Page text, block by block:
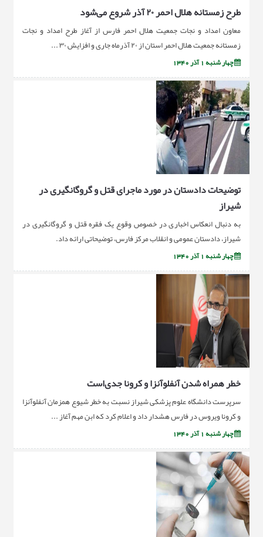
طرح زمستانه هلال احمر ۲۰ آذر شروع می‌شود
معاون امداد و نجات جمعیت هلال احمر فارس از آغاز طرح امداد و نجات
زمستانه جمعیت هلال احمر استان از ۲۰ آذرماه جاری و افزایش ۳۰ ...
چهار شنبه 1 آذر 1340
توضیحات دادستان در مورد ماجرای قتل و گروگانگیری در
شیراز
به دنبال انعکاس اخباری در خصوص وقوع یک فقره قتل و گروگانگیری در
شیراز، دادستان عمومی و انقلاب مرکز فارس، توضیحاتی ارائه داد.
چهار شنبه 1 آذر 1340
خطر همراه شدن آنفلوآنزا و کرونا جدی‌است
سرپرست دانشگاه علوم پزشکی شیراز نسبت به خطر شیوع همزمان آنفلوآنزا
و کرونا ویروس در فارس هشدار داد و اعلام کرد که ابن مهم آغاز ...
چهار شنبه 1 آذر 1340